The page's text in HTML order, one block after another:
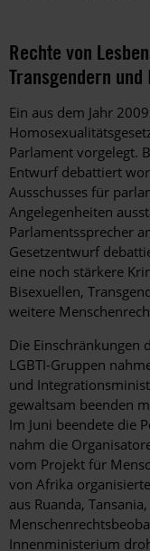
Rechte von
Transgendern
Ein aus dem Jahr
Parlament vorgelegt.
Entwurf debattiert
Ausschusses für
Angelegenheiten
Parlamentssprecher
Gesetzentwurf
eine noch stärkere
Bisexuellen,
weitere
Die Einschränkungen
LGBTI-Gruppen
und
gewaltsam beenden
Im Juni beendete die
nahm die
vom Projekt für
von Afrika
aus Ruanda,
Innenministerium